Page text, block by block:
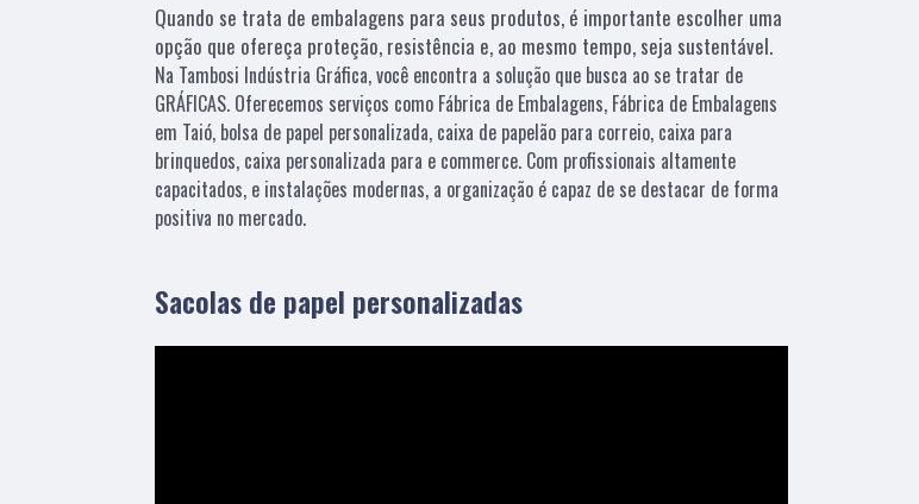
Quando se trata de embalagens para seus produtos, é importante escolher uma
opção que ofereça proteção, resistência e, ao mesmo tempo, seja sustentável.
Na Tambosi Indústria Gráfica, você encontra a solução que busca ao se tratar de
GRÁFICAS. Oferecemos serviços como Fábrica de Embalagens, Fábrica de Embalagens
em Taió, bolsa de papel personalizada, caixa de papelão para correio, caixa para
brinquedos, caixa personalizada para e commerce. Com profissionais altamente
capacitados, e instalações modernas, a organização é capaz de se destacar de forma
positiva no mercado.
Sacolas de papel personalizadas